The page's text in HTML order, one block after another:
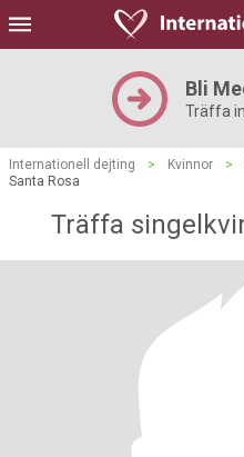
Bli
Träffa
Internationell dejting > Kvinnor >
Santa Rosa
Träffa